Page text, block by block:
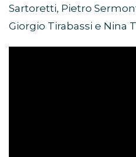
Sartoretti, Pietro
Giorgio Tirabassi e Nina